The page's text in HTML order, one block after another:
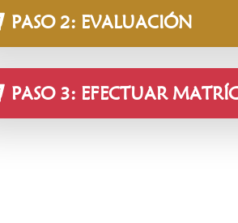
PASO 2: EVALUACIÓN
PASO 3: EFECTUAR